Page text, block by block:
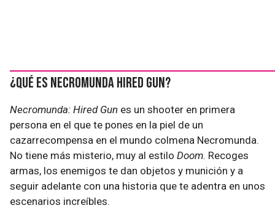
¿Qué es Necromunda Hired Gun?
Necromunda: Hired Gun es un shooter en primera
persona en el que te pones en la piel de un
cazarrecompensa en el mundo colmena Necromunda.
No tiene más misterio, muy al estilo Doom. Recoges
armas, los enemigos te dan objetos y munición y a
seguir adelante con una historia que te adentra en unos
escenarios increíbles.